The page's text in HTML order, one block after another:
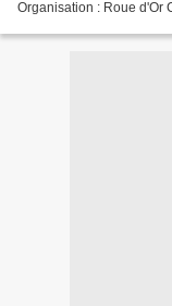
Organisation : Roue d'Or